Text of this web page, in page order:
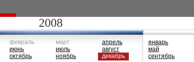
2008
февраль
июнь
октябрь
март
июль
ноябрь
апрель
август
декабрь
январь
май
сентябрь